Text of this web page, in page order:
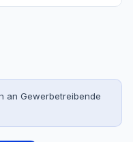
an Gewerbetreibende